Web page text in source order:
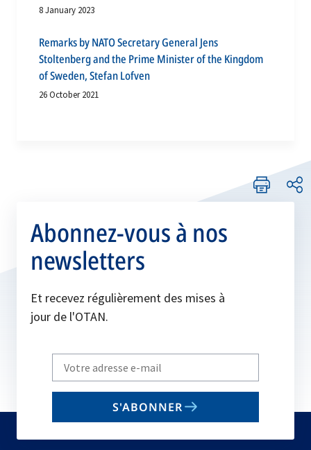
8 January 2023
Remarks by NATO Secretary General Jens
Stoltenberg and the Prime Minister of the Kingdom
of Sweden, Stefan Lofven
26 October 2021
Abonnez-vous à nos
newsletters
Et recevez régulièrement des mises à
jour de l'OTAN.
Write
your
email
S'ABONNER